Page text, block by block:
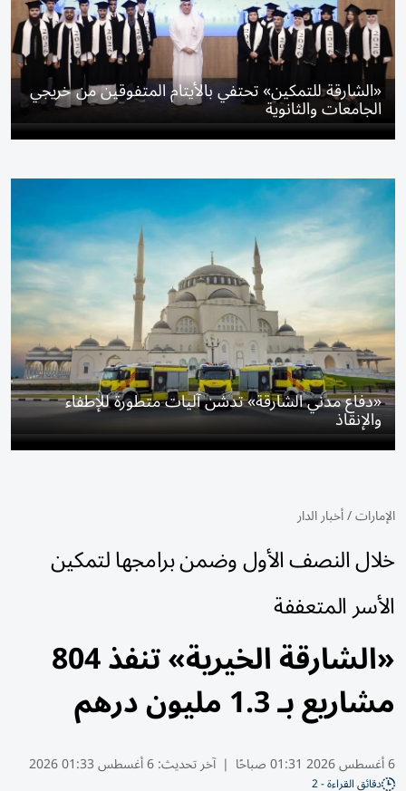
«الشارقة للتمكين» تحتفي بالأيتام المتفوقين من خريجي
الجامعات والثانوية
«دفاع مدني الشارقة» تدشن آليات متطورة للإطفاء
والإنقاذ
الإمارات/أخبار الدار
خلال النصف الأول وضمن برامجها لتمكين
الأسر المتعففة
«الشارقة الخيرية» تنفذ 804
مشاريع بـ 1.3 مليون درهم
6 أغسطس 2026 01:31 صباحًا | آخر تحديث:6 أغسطس 01:33 2026
دقائق القراءة - 2